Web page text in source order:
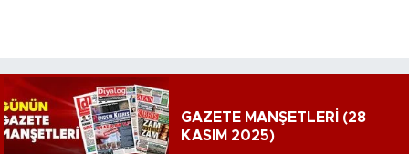
GAZETE MANŞETLERİ (28
KASIM 2025)